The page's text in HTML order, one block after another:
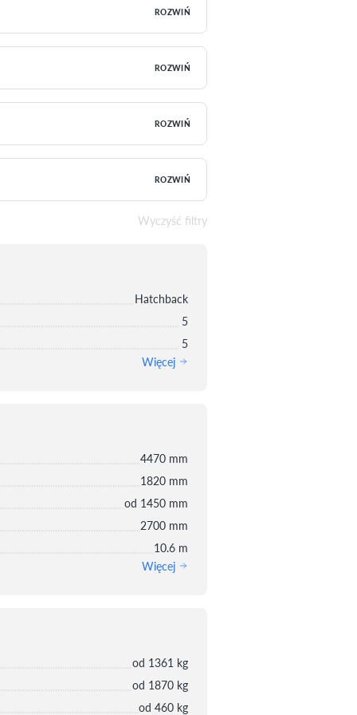
ROZWIŃ
ROZWIŃ
ROZWIŃ
ROZWIŃ
Wyczyść filtry
Hatchback
5
5
Więcej
4470 mm
1820 mm
od 1450 mm
2700 mm
10.6 m
Więcej
od 1361 kg
od 1870 kg
od 460 kg